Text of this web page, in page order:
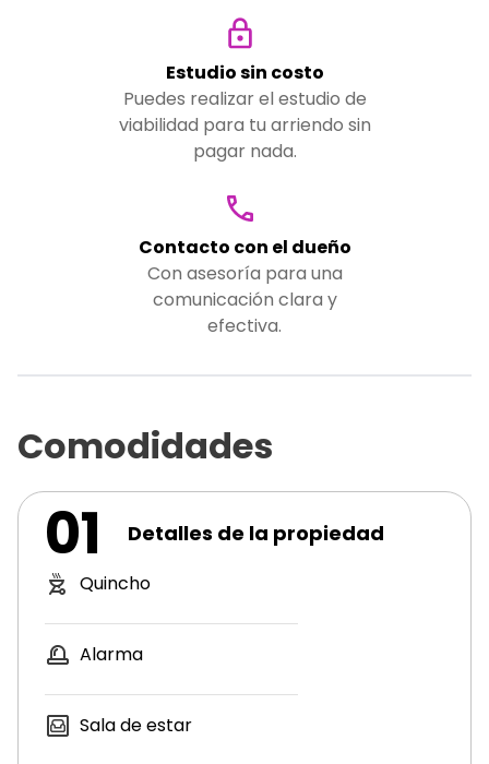
Estudio sin costo
Puedes realizar el estudio de
viabilidad para tu arriendo sin
pagar nada.
Contacto con el dueño
Con asesoría para una
comunicación clara y
efectiva.
Comodidades
01 Detalles de la propiedad
Quincho
Alarma
Sala de estar